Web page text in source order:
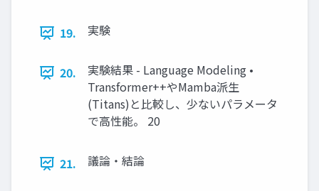
19. 実験
20.
実験結果 - Language Modeling •
Transformer++やMamba派生
(Titans)と比較し、少ないパラメータ
で高性能。 20
21. 議論・結論